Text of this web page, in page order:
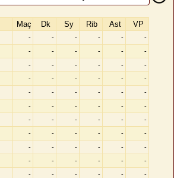
Maç Dk Sy Rib Ast VP
- - - - -
-
- - - - -
-
- - - - -
-
- - - - -
-
- - - - -
-
- - - - -
-
- - - - -
-
- - - - -
-
- - - - -
-
- - - - -
-
- - - - -
-